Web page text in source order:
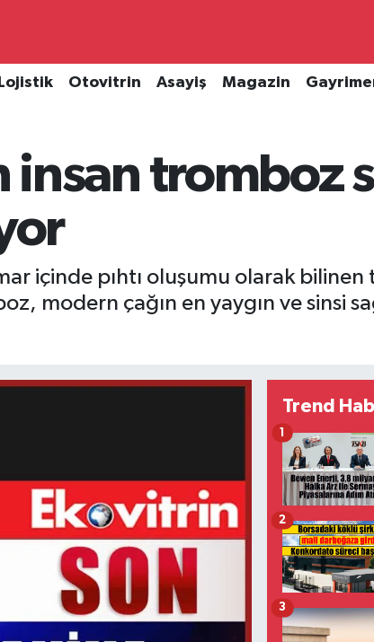
Lojistik Otovitrin Asayiş Magazin
tromboz
içinde pıhtı oluşumu olarak
modern çağın en yaygın ve sinsi
Trend
1
2
3